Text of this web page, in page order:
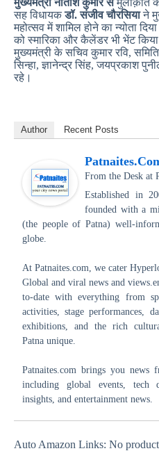
मुख्यमंत्री नीतीश कुमार सेमुलाक़ात
सह विधायकडॉ. संजीव चौरसियाने
महोत्सव में शामिल होने का न्योता
को स्मारिका और कैलेंडर भी भेंट किया
मुख्यमंत्री के सचिव कुमार रवि,
सिन्हा, ज्ञानेन्द्र सिंह, जयप्रकाश
रहे।
Author Recent Posts
From the Desk at
Established in
founded with a
(the people of Patna) well-
globe.
At Patnaites.com, we cater
Global and viral news and
to-date with everything from
activities, stage performances,
exhibitions, and the rich
Patna unique.
Patnaites.com brings you news
including global events, tech
insights, and entertainment news.
Auto Amazon Links: No